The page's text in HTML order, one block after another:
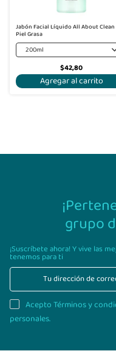
Jabón Facial Líquido All About
Piel Grasa
200ml
$42,80
Agregar al carrito
grupo
¡Suscríbete ahora! Y vive las
tenemos para ti
Acepto Términos y
personales.